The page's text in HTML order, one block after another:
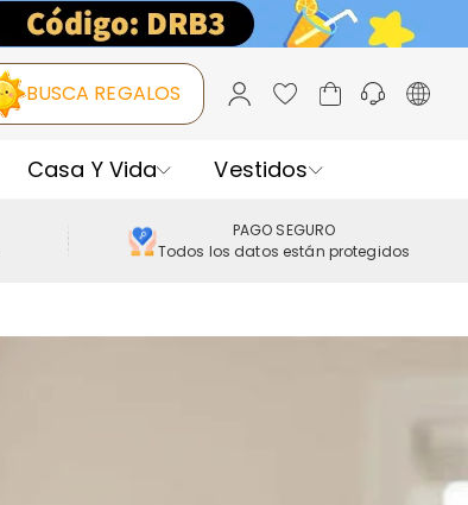
BUSCA REGALOS
Casa Y Vida Vestidos
PAGO SEGURO
Todos los datos están protegidos